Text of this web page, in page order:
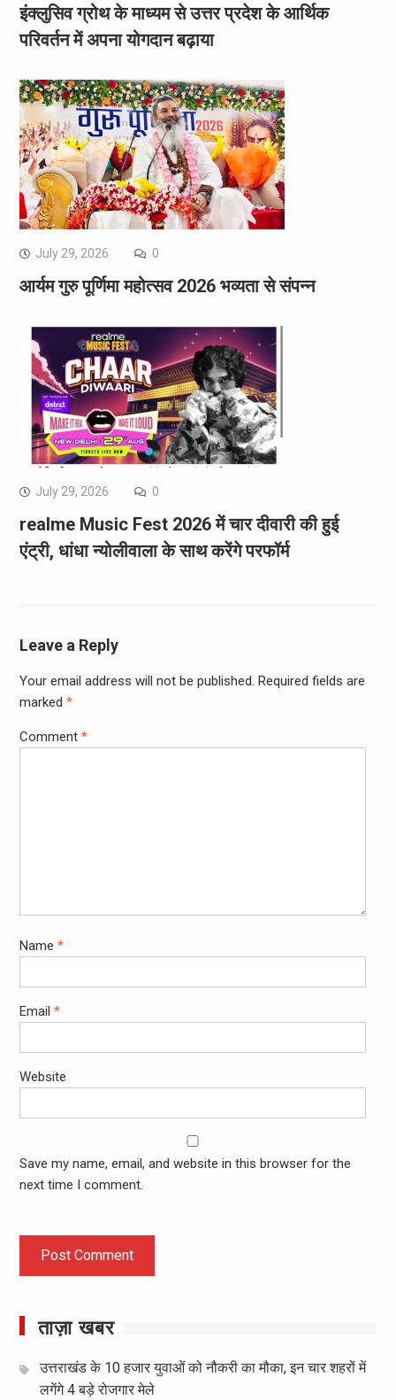
इंक्लुसिव ग्रोथ के माध्यम से उत्तर प्रदेश के आर्थिक
परिवर्तन में अपना योगदान बढ़ाया
July 29, 2026 0
आर्यम गुरु पूर्णिमा महोत्सव 2026 भव्यता से संपन्न
July 29, 2026 0
realme Music Fest 2026 में चार दीवारी की हुई
एंट्री, धांधा न्योलीवाला के साथ करेंगे परफॉर्म
Leave a Reply
Your email address will not be published. Required fields are
marked *
Comment *
Name *
Email *
Website
Save my name, email, and website in this browser for the
next time I comment.
ताज़ा खबर
उत्तराखंड के 10 हजार युवाओं को नौकरी का मौका, इन चार शहरों में
लगेंगे 4 बड़े रोजगार मेले